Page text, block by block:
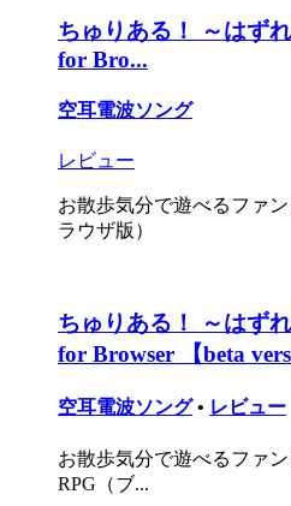
ちゅりある！ ～はず
for Bro...
空耳電波ソング
レビュー
お散歩気分で遊べるファ
ラウザ版）
ちゅりある！ ～はず
for Browser 【beta
空耳電波ソング • レビュー
お散歩気分で遊べるファ
RPG（ブ...